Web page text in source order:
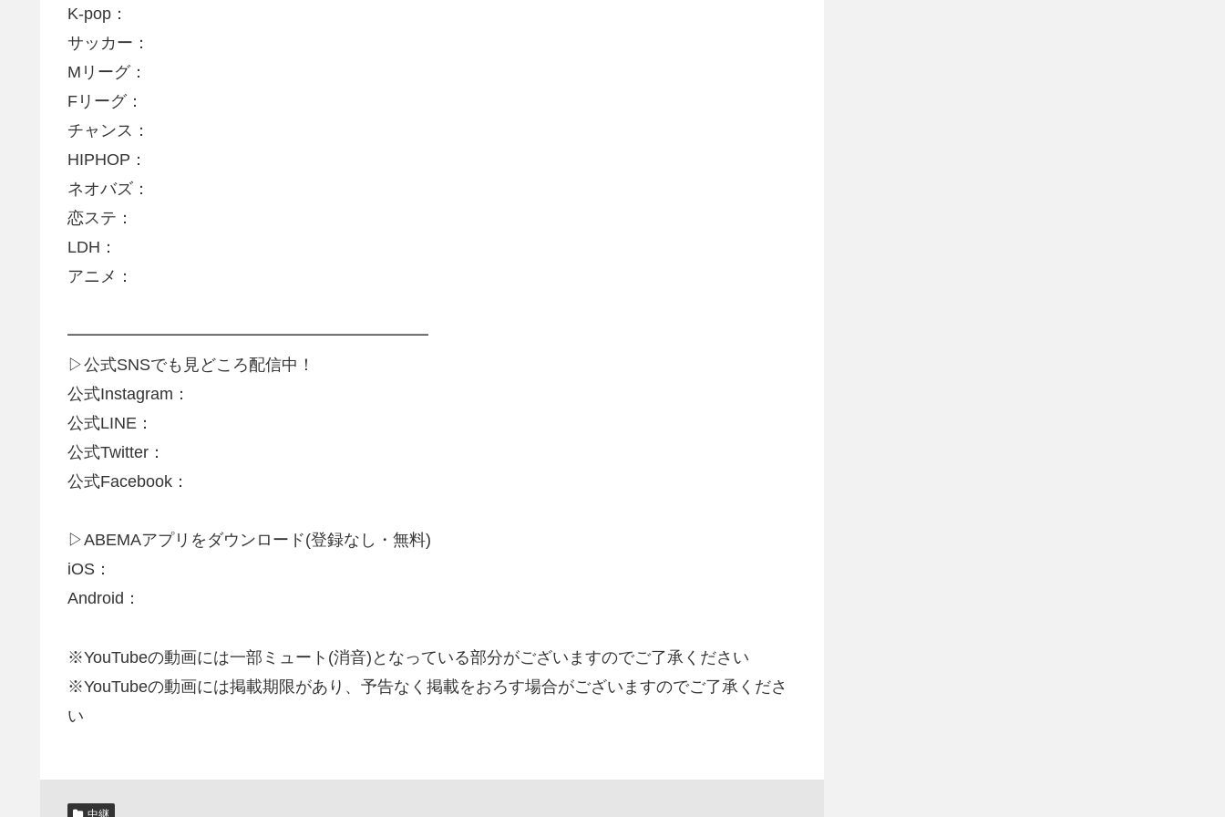
K-pop：
サッカー：
Mリーグ：
Fリーグ：
チャンス：
HIPHOP：
ネオバズ：
恋ステ：
LDH：
アニメ：
━━━━━━━━━━━━━━━━━━━━━━
▷公式SNSでも見どころ配信中！
公式Instagram：
公式LINE：
公式Twitter：
公式Facebook：
▷ABEMAアプリをダウンロード(登録なし・無料)
iOS：
Android：
※YouTubeの動画には一部ミュート(消音)となっている部分がございますのでご了承ください
※YouTubeの動画には掲載期限があり、予告なく掲載をおろす場合がございますのでご了承くださ
い
中継